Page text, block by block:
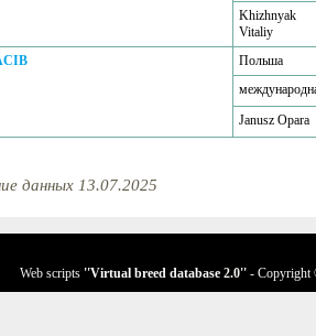
Khizhnyak
Vitaliy
Польша
Janusz Opara
данных 13.07.2025
Web scripts ''Virtual breed database 2.0'' - Copyright